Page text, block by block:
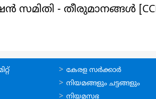
- തീരുമാനങ്ങള്‍
ഉപയോഗപ്രദമായ
കണ്ണികള്‍
കേരള സര്‍ക്കാര്‍
നിയമങ്ങളും ചട്ടങ്ങളും
നിയമസഭ